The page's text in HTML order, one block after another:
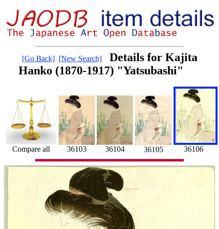
[Go Back] [New Search]
Details for Kajita
Hanko (1870-1917) "Yatsubashi"
Compare all 36103 36104 36105 36106